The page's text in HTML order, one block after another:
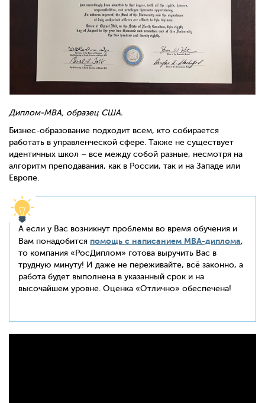
Диплом-MBA, образец США.
Бизнес-образование подходит всем, кто собирается
работать в управленческой сфере. Также не существует
идентичных школ – все между собой разные, несмотря на
алгоритм преподавания, как в России, так и на Западе или
Европе.
А если у Вас возникнут проблемы во время обучения и
Вам понадобится помощь с написанием MBA-диплома,
то компания «РосДиплом» готова выручить Вас в
трудную минуту! И даже не переживайте, всё законно, а
работа будет выполнена в указанный срок и на
высочайшем уровне. Оценка «Отлично» обеспечена!